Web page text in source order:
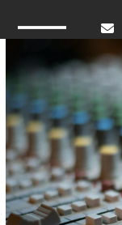
mobile
menu
mobile
menu